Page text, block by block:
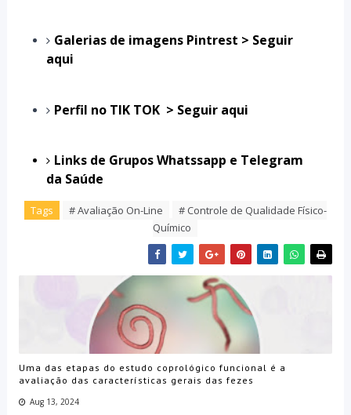
Galerias de imagens Pintrest > Seguir
aqui
Perfil no TIK TOK > Seguir aqui
Links de Grupos Whatssapp e Telegram
da Saúde
Tags # Avaliação On-Line
# Controle de Qualidade Físico-
Químico
Uma das etapas do estudo coprológico funcional é a
avaliação das características gerais das fezes
Aug 13, 2024